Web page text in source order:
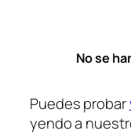
No se
Puedes probar
yendo a